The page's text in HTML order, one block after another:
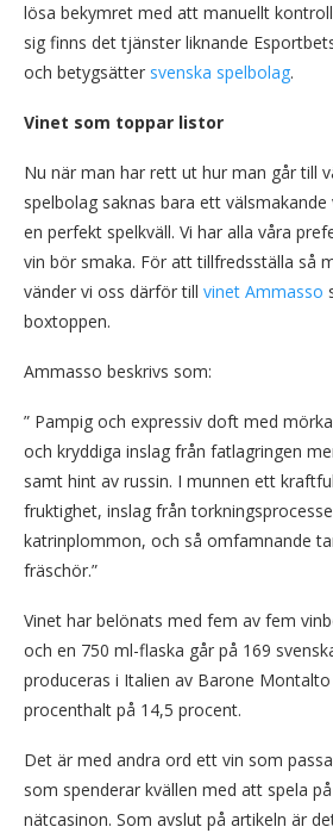
lösa bekymret med att manuellt
sig finns det tjänster liknande
och betygsätter svenska spelbolag.
Vinet som toppar listor
Nu när man har rett ut hur man går till
spelbolag saknas bara ett
en perfekt spelkväll. Vi har alla våra
vin bör smaka. För att tillfredsställa så
vänder vi oss därför till vinet Ammasso
boxtoppen.
Ammasso beskrivs som:
” Pampig och expressiv doft med
och kryddiga inslag från fatlagringen
samt hint av russin. I munnen ett
fruktighet, inslag från
katrinplommon, och så omfamnande
fräschör.”
Vinet har belönats med fem av fem
och en 750 ml-flaska går på 169
produceras i Italien av Barone
procenthalt på 14,5 procent.
Det är med andra ord ett vin som
som spenderar kvällen med att spela
nätcasinon. Som avslut på artikeln är